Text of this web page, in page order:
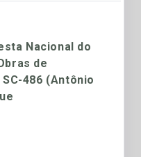
Nacional do
de
486 (Antônio